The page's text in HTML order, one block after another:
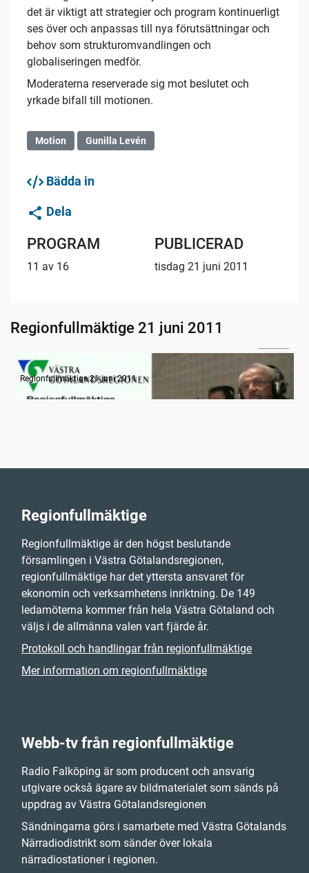
det är viktigt att strategier och program kontinuerligt
ses över och anpassas till nya förutsättningar och
behov som strukturomvandlingen och
globaliseringen medför.
Moderaterna reserverade sig mot beslutet och
yrkade bifall till motionen.
Motion Gunilla Levén
Bädda in
Dela
PROGRAM
11 av 16
PUBLICERAD
tisdag 21 juni 2011
Regionfullmäktige 21 juni 2011
Radion informerar
Regionfullmäktige 21 juni 2011
Regionfullmäktige
Regionfullmäktige är den högst beslutande
församlingen i Västra Götalandsregionen,
regionfullmäktige har det yttersta ansvaret för
ekonomin och verksamhetens inriktning. De 149
ledamöterna kommer från hela Västra Götaland och
väljs i de allmänna valen vart fjärde år.
Protokoll och handlingar från regionfullmäktige
Mer information om regionfullmäktige
Webb-tv från regionfullmäktige
Radio Falköping är som producent och ansvarig
utgivare också ägare av bildmaterialet som sänds på
uppdrag av Västra Götalandsregionen
Sändningarna görs i samarbete med Västra Götalands
Närradiodistrikt som sänder över lokala
närradiostationer i regionen.